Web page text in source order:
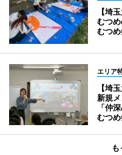
【埼
むつ
むつ
エリア
【埼
新規
「仲
むつ
も